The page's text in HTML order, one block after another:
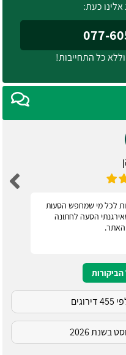
כעת:
כל התחייבות!
לכל מי שמחפש הסעות
הסעה לחתונה
האתר.
בשנת 2026